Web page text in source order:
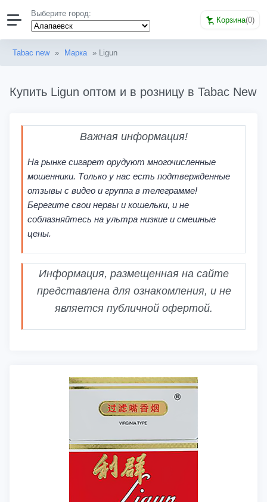
Выберите город:
Корзина(0)
Tabac new » Марка » Ligun
Купить Ligun оптом и в розницу в Tabac New
Важная информация!
На рынке сигарет орудуют многочисленные
мошенники. Только у нас есть подтвержденные
отзывы с видео и группа в телеграмме!
Берегите свои нервы и кошельки, и не
соблазняйтесь на ультра низкие и смешные
цены.
Информация, размещенная на сайте
представлена для ознакомления, и не
является публичной офертой.